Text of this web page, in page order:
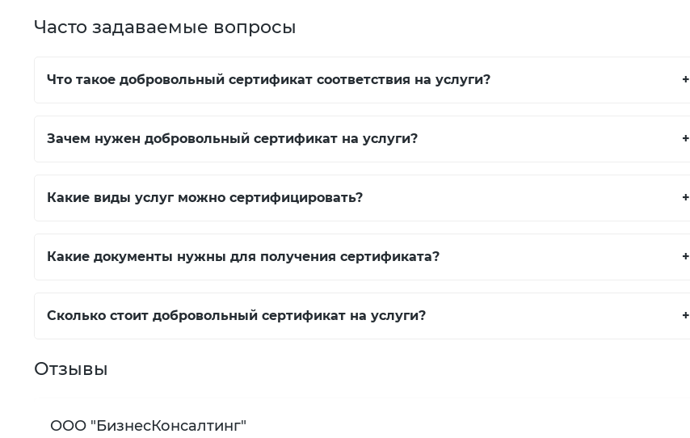
Часто задаваемые вопросы
Что такое добровольный сертификат соответствия на услуги? +
Зачем нужен добровольный сертификат на услуги? +
Какие виды услуг можно сертифицировать? +
Какие документы нужны для получения сертификата? +
Сколько стоит добровольный сертификат на услуги? +
Отзывы
ООО "БизнесКонсалтинг"